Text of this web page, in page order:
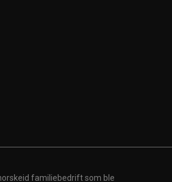
familiebedrift som ble